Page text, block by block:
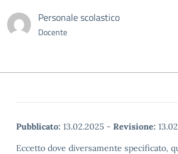
Personale scolastico
Docente
Pubblicato: 13.02.2025 - Revisione:
Eccetto dove diversamente specificato,